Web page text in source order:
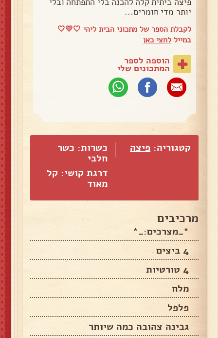
יותר מדי חומרים...
לקבלת הספר של מתכוני הבית ליהי 🤍💛🤍
במייללחצי כאן
הוספה לספר
המתכונים שלי
קטגוריה: פיצה
כשרות: כשר
חלבי
דרגת קושי: קל
מאוד
מרכיבים
*_מצרכים:_*
4 ביצים
4 טורטיות
מלח
פלפל
גבינה צהובה כמה שיותר